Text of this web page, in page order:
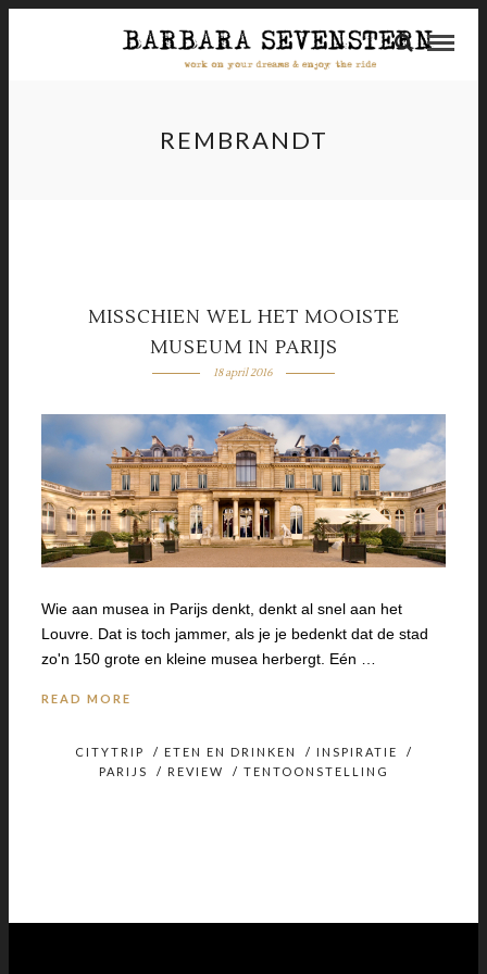
REMBRANDT
MISSCHIEN WEL HET MOOISTE
MUSEUM IN PARIJS
18 april 2016
Wie aan musea in Parijs denkt, denkt al snel aan het
Louvre. Dat is toch jammer, als je je bedenkt dat de stad
zo'n 150 grote en kleine musea herbergt. Eén …
READ MORE
CITYTRIP / ETEN EN DRINKEN / INSPIRATIE
/
PARIJS
/ REVIEW / TENTOONSTELLING